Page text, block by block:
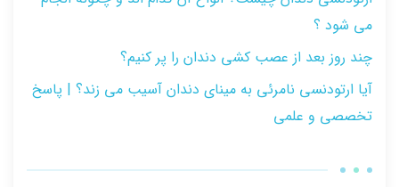
می شود ؟
چند روز بعد از عصب کشی دندان را پر کنیم؟
آیا ارتودنسی نامرئی به مینای دندان آسیب می‌ زند؟ | پاسخ
تخصصی و علمی